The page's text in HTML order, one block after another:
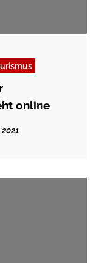
online